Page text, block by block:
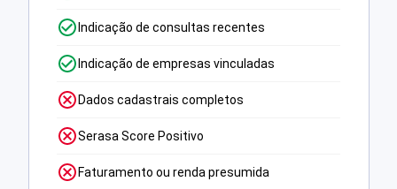
Indicação de consultas recentes
Indicação de empresas vinculadas
Dados cadastrais completos
Serasa Score Positivo
Faturamento ou renda presumida